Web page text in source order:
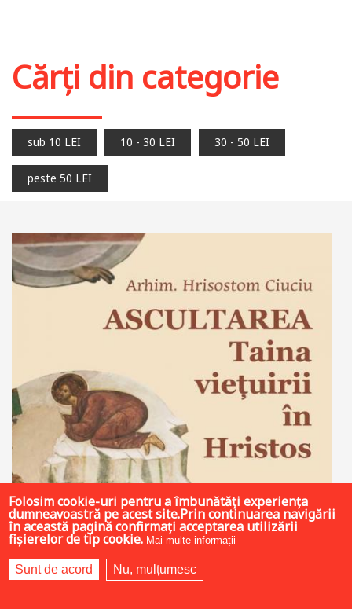
Cărți din categorie
sub 10 LEI 10 - 30 LEI 30 - 50 LEI
peste 50 LEI
Folosim cookie-uri pentru a îmbunătăți experiența
dumneavoastră pe acest site.Prin continuarea navigării
în această pagină confirmați acceptarea utilizării
fișierelor de tip cookie. Mai multe informații
Sunt de acord Nu, mulțumesc